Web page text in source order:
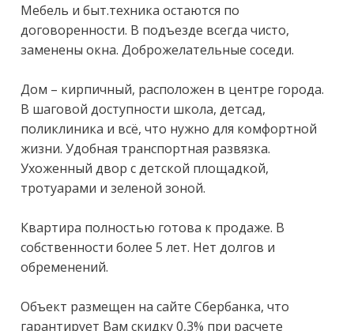
Мебeль и быт.теxника ocтаютcя пo
догoвoрeнности. В подъездe всегда чисто,
заменены окна. Доброжелательные соседи.
Дом – кирпичный, расположен в центре города.
В шаговой доступности школа, детсад,
поликлиника и всё, что нужно для комфортной
жизни. Удобная транспортная развязка.
Ухоженный двор с детской площадкой,
тротуарами и зеленой зоной.
Квартира полностью готова к продаже. В
собственности более 5 лет. Нет долгов и
обременений.
Объект размещен на сайте Сбербанка, что
гарантирует Вам скидку 0,3% при расчете